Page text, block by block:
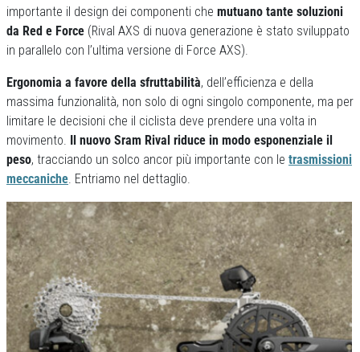
importante il design dei componenti che mutuano tante soluzioni
da Red e Force (Rival AXS di nuova generazione è stato sviluppato
in parallelo con l’ultima versione di Force AXS).
Ergonomia a favore della sfruttabilità, dell’efficienza e della
massima funzionalità, non solo di ogni singolo componente, ma per
limitare le decisioni che il ciclista deve prendere una volta in
movimento. Il nuovo Sram Rival riduce in modo esponenziale il
peso, tracciando un solco ancor più importante con le trasmissioni
meccaniche. Entriamo nel dettaglio.